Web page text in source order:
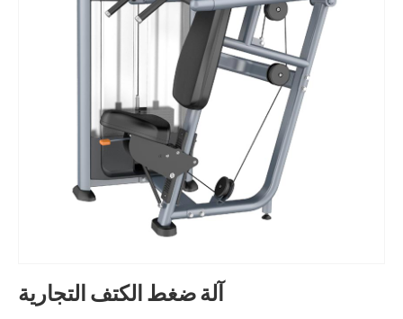
آلة ضغط الكتف التجارية